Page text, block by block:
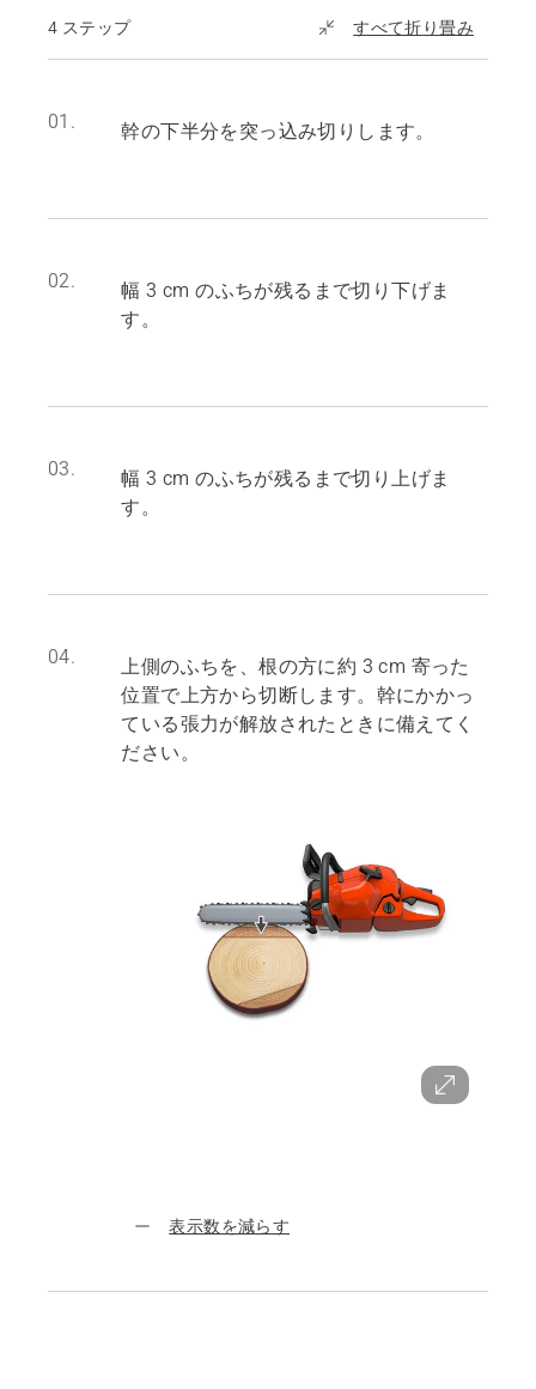
4 ステップ すべて折り畳み
01. 幹の下半分を突っ込み切りします。
02.
幅 3 cm のふちが残るまで切り下げま
す。
03.
幅 3 cm のふちが残るまで切り上げま
す。
04.
上側のふちを、根の方に約 3 cm 寄った
位置で上方から切断します。幹にかかっ
ている張力が解放されたときに備えてく
ださい。
表示数を減らす